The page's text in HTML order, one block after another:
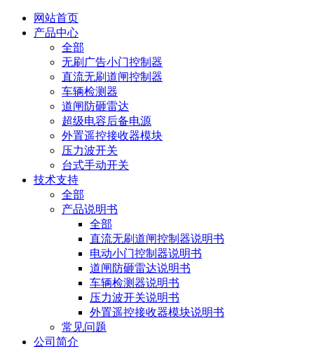
网站首页
产品中心
全部
无刷广告小门控制器
直流无刷道闸控制器
车辆检测器
道闸防砸雷达
超级电容后备电源
外置遥控接收器模块
压力波开关
台式手动开关
技术支持
全部
产品说明书
全部
直流无刷道闸控制器说明书
电动小门控制器说明书
道闸防砸雷达说明书
车辆检测器说明书
压力波开关说明书
外置遥控接收器模块说明书
常见问题
公司简介